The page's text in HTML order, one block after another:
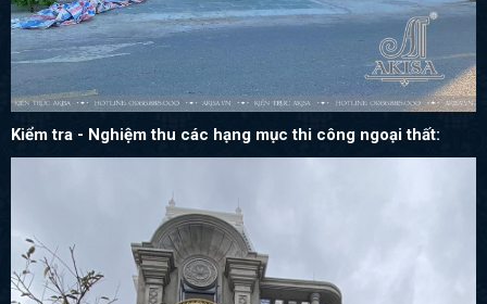
Kiểm tra - Nghiệm thu các hạng mục thi công ngoại thất: